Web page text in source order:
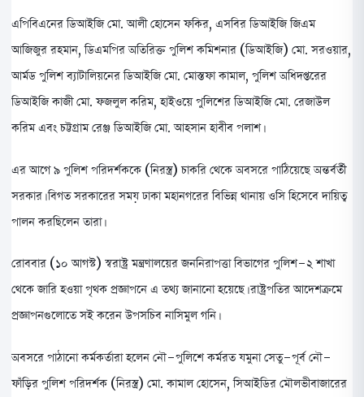
এপিবিএনের ডিআইজি মো. আলী হোসেন ফকির, এসবির ডিআইজি জিএম
আজিজুর রহমান, ডিএমপির অতিরিক্ত পুলিশ কমিশনার (ডিআইজি) মো. সরওয়ার,
আর্মড পুলিশ ব্যাটালিয়নের ডিআইজি মো. মোস্তফা কামাল, পুলিশ অধিদপ্তরের
ডিআইজি কাজী মো. ফজলুল করিম, হাইওয়ে পুলিশের ডিআইজি মো. রেজাউল
করিম এবং চট্টগ্রাম রেঞ্জ ডিআইজি মো. আহসান হাবীব পলাশ।
এর আগে ৯ পুলিশ পরিদর্শককে (নিরস্ত্র) চাকরি থেকে অবসরে পাঠিয়েছে অন্তর্বর্তী
সরকার। বিগত সরকারের সময় ঢাকা মহানগরের বিভিন্ন থানায় ওসি হিসেবে দায়িত্ব
পালন করছিলেন তারা।
রোববার (১০ আগস্ট) স্বরাষ্ট্র মন্ত্রণালয়ের জননিরাপত্তা বিভাগের পুলিশ-২ শাখা
থেকে জারি হওয়া পৃথক প্রজ্ঞাপনে এ তথ্য জানানো হয়েছে। রাষ্ট্রপতির আদেশক্রমে
প্রজ্ঞাপনগুলোতে সই করেন উপসচিব নাসিমুল গনি।
অবসরে পাঠানো কর্মকর্তারা হলেন নৌ-পুলিশে কর্মরত যমুনা সেতু-পূর্ব নৌ-
ফাঁড়ির পুলিশ পরিদর্শক (নিরস্ত্র) মো. কামাল হোসেন, সিআইডির মৌলভীবাজারের